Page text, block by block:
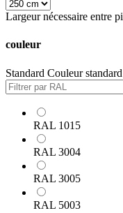
Largeur nécessaire entre
couleur
Standard Couleur standard
RAL 1015
RAL 3004
RAL 3005
RAL 5003